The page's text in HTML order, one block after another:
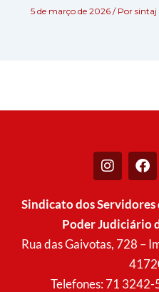
5 de março de 2026 / Por sintaj
I
n
t
g
r
F
a
e
b
o
o
k
Sindicato dos
Poder Judiciário
Rua das Gaivotas, 728 –
Telefones: 71